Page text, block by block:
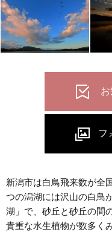
新潟市は白鳥飛来数が全
つの潟湖には沢山の白鳥
湖」で、砂丘と砂丘の間
貴重な水生植物が数多く